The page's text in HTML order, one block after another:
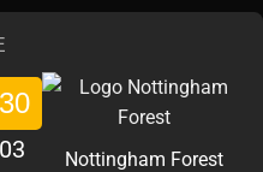
Nottingham Forest